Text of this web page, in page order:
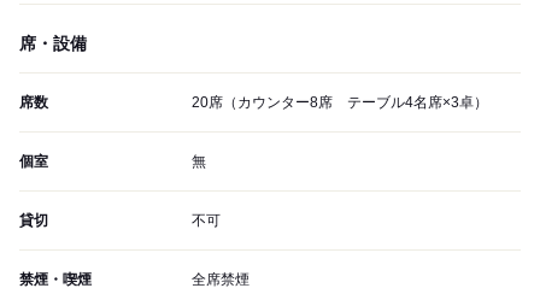
席・設備
席数 20席（カウンター8席 テーブル4名席×3卓）
個室 無
貸切 不可
禁煙・喫煙 全席禁煙